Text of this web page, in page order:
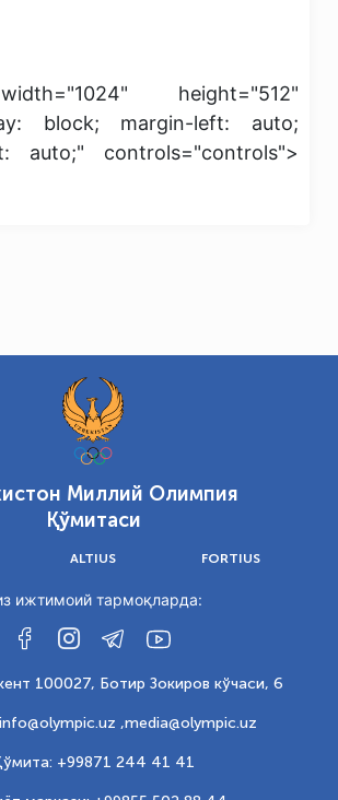
height="512"
block; margin-left: auto;
auto;" controls="controls">
Миллий Олимпия
Қўмитаси
ALTIUS FORTIUS
ижтимоий тармоқларда:
100027, Ботир Зокиров кўчаси, 6
,media@olympic.uz
+99871 244 41 41